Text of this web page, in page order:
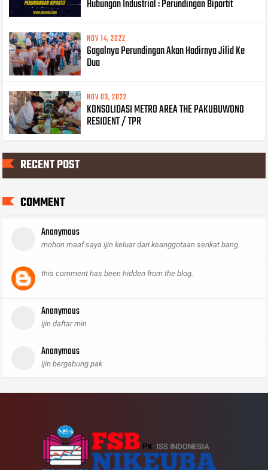
Hubungan Industrial : Perundingan Bipartit
NOV 14, 2022
Gagalnya Perundingan Akan Hadirnya Jilid Ke
Dua
NOV 03, 2022
KONSOLIDASI METRO AREA THE PAKUBUWONO
RESIDENT / TPR
RECENT POST
COMMENT
Anonymous
mohon maaf saya ijin keluar dari keanggotaan serikat bang
this comment has been hidden from the blog.
Anonymous
ijin daftar min
Anonymous
ijin bergabung pak